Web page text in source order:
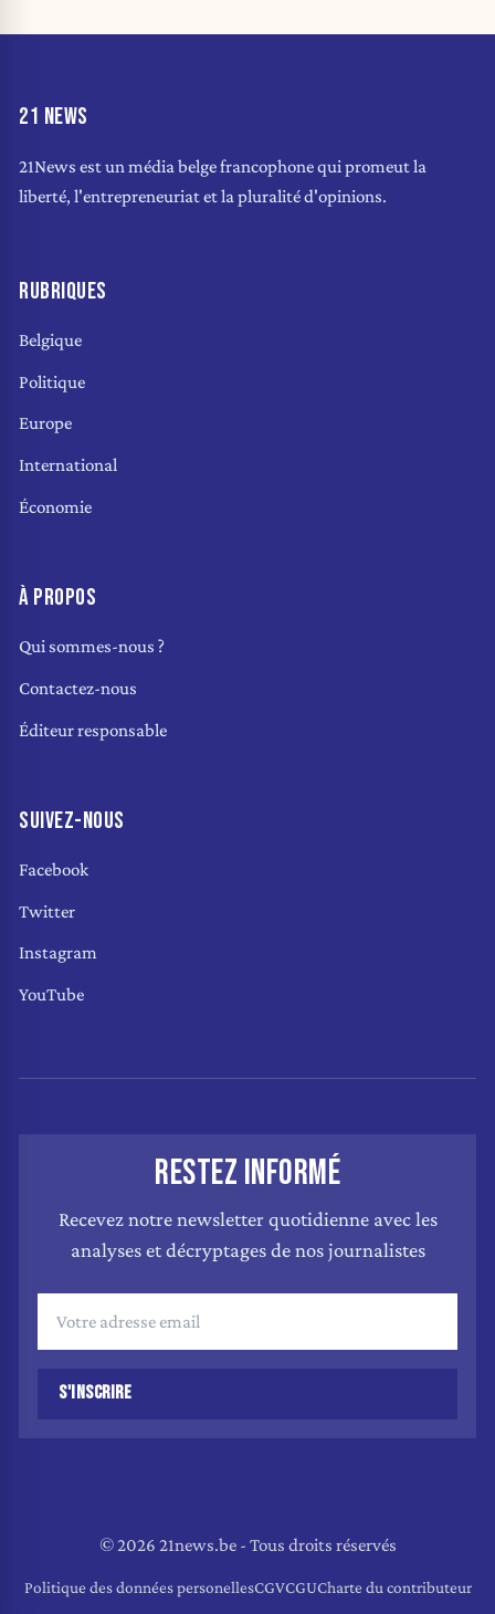
21 NEWS
21News est un média belge francophone qui promeut la
liberté, l'entrepreneuriat et la pluralité d'opinions.
RUBRIQUES
Belgique
Politique
Europe
International
Économie
À PROPOS
Qui sommes-nous ?
Contactez-nous
Éditeur responsable
SUIVEZ-NOUS
Facebook
Twitter
Instagram
YouTube
RESTEZ INFORMÉ
Recevez notre newsletter quotidienne avec les
analyses et décryptages de nos journalistes
S'INSCRIRE
© 2026 21news.be - Tous droits réservés
Politique des données personellesCGVCGUCharte du contributeur